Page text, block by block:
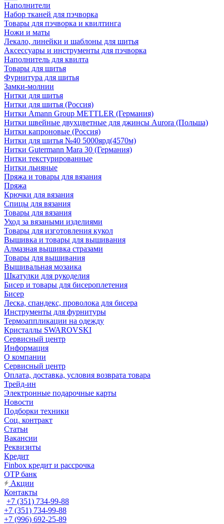
Наполнители
Набор тканей для пэчворка
Товары для пэчворка и квилтинга
Ножи и маты
Лекало, линейки и шаблоны для шитья
Аксессуары и инструменты для пэчворка
Наполнитель для квилта
Товары для шитья
Фурнитура для шитья
Замки-молнии
Нитки для шитья
Нитки для шитья (Россия)
Нитки Amann Group METTLER (Германия)
Нитки швейные двухцветные для джинсы Aurora (Польша)
Нитки капроновые (Россия)
Нитки для шитья №40 5000ярд(4570м)
Нитки Gutermann Mara 30 (Германия)
Нитки текстурированные
Нитки льняные
Пряжа и товары для вязания
Пряжа
Крючки для вязания
Спицы для вязания
Товары для вязания
Уход за вязаными изделиями
Товары для изготовления кукол
Вышивка и товары для вышивания
Алмазная вышивка стразами
Товары для вышивания
Вышивальная мозаика
Шкатулки для рукоделия
Бисер и товары для бисероплетения
Бисер
Леска, спандекс, проволока для бисера
Инструменты для фурнитуры
Термоаппликации на одежду
Кристаллы SWAROVSKI
Сервисный центр
Информация
О компании
Сервисный центр
Оплата, доставка, условия возврата товара
Трейд-ин
Электронные подарочные карты
Новости
Подборки техники
Соц. контракт
Статьи
Вакансии
Реквизиты
Кредит
Finbox кредит и рассрочка
OTP банк
Акции
Контакты
+7 (351) 734-99-88
+7 (351) 734-99-88
+7 (996) 692-25-89